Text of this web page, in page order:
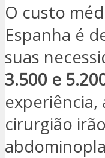
O custo
Espanha é
suas
3.500 e
experiência,
cirurgião